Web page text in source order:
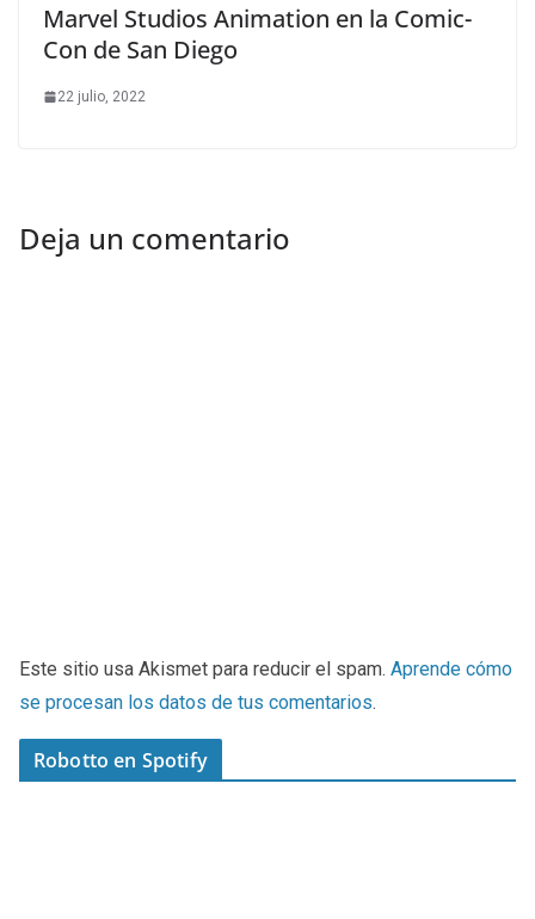
Marvel Studios Animation en la Comic-
Con de San Diego
22 julio, 2022
Deja un comentario
Este sitio usa Akismet para reducir el spam. Aprende cómo
se procesan los datos de tus comentarios.
Robotto en Spotify